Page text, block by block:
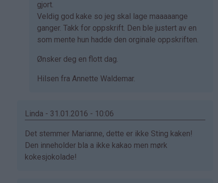
gjort.
Veldig god kake so jeg skal lage maaaaange
ganger. Takk for oppskrift. Den ble justert av en
som mente hun hadde den orginale oppskriften.
Ønsker deg en flott dag.
Hilsen fra Annette Waldemar.
Linda - 31.01.2016 - 10:06
Som
svar
på
Det stemmer Marianne, dette er ikke Sting kaken!
Den inneholder bla a ikke kakao men mørk
kokesjokolade!